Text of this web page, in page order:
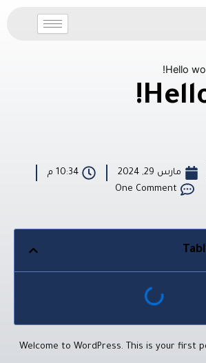
Hello
مارس 29, 2024
10:34 م
One Comment
Welcome to WordPress. This is your first